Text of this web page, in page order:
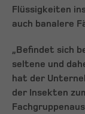
Flüssigkeiten
auch banalere
„Befindet sich
seltene und
hat der
der Insekten